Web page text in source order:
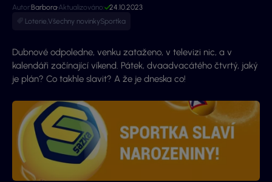
Autor: Barbora Aktualizováno:
24.10.2023
Loterie,Všechny novinkySportka
Dubnové odpoledne, venku zataženo, v televizi nic, a v
kalendáři začínající víkend. Pátek, dvaadvacátého čtvrtý, jaký
je plán? Co takhle slavit? A že je dneska co!